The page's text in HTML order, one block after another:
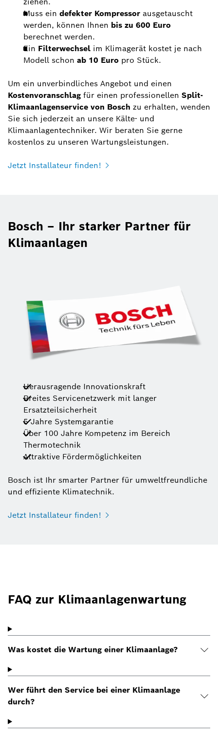
Muss ein defekter Kompressor ausgetauscht
werden, können Ihnen bis zu 600 Euro
berechnet werden.
Ein Filterwechsel im Klimagerät kostet je nach
Modell schon ab 10 Euro pro Stück.
Um ein unverbindliches Angebot und einen
Kostenvoranschlag für einen professionellen Split-
Klimaanlagenservice von Bosch zu erhalten, wenden
Sie sich jederzeit an unsere Kälte- und
Klimaanlagentechniker. Wir beraten Sie gerne
kostenlos zu unseren Wartungsleistungen.
Jetzt Installateur finden!
Bosch – Ihr starker Partner für
Klimaanlagen
Herausragende Innovationskraft
Breites Servicenetzwerk mit langer
Ersatzteilsicherheit
5 Jahre Systemgarantie
Über 100 Jahre Kompetenz im Bereich
Thermotechnik
Attraktive Fördermöglichkeiten
Bosch ist Ihr smarter Partner für umweltfreundliche
und effiziente Klimatechnik.
Jetzt Installateur finden!
FAQ zur Klimaanlagenwartung
Was kostet die Wartung einer Klimaanlage?
Wer führt den Service bei einer Klimaanlage
durch?